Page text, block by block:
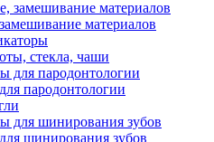
материалов
стекла, чаши
пародонтологии
шинирования зубов